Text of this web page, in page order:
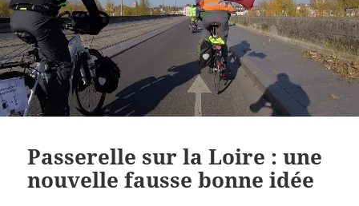
Passerelle sur la Loire : une
nouvelle fausse bonne idée